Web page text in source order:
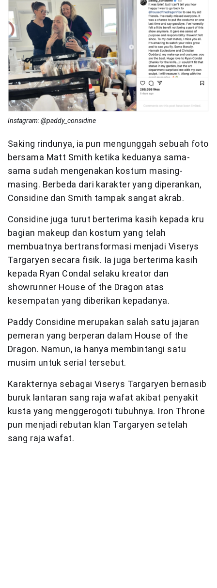
Instagram: @paddy_considine
Saking rindunya, ia pun mengunggah sebuah foto
bersama Matt Smith ketika keduanya sama-
sama sudah mengenakan kostum masing-
masing. Berbeda dari karakter yang diperankan,
Considine dan Smith tampak sangat akrab.
Considine juga turut berterima kasih kepada kru
bagian makeup dan kostum yang telah
membuatnya bertransformasi menjadi Viserys
Targaryen secara fisik. Ia juga berterima kasih
kepada Ryan Condal selaku kreator dan
showrunner House of the Dragon atas
kesempatan yang diberikan kepadanya.
Paddy Considine merupakan salah satu jajaran
pemeran yang berperan dalam House of the
Dragon. Namun, ia hanya membintangi satu
musim untuk serial tersebut.
Karakternya sebagai Viserys Targaryen bernasib
buruk lantaran sang raja wafat akibat penyakit
kusta yang menggerogoti tubuhnya. Iron Throne
pun menjadi rebutan klan Targaryen setelah
sang raja wafat.